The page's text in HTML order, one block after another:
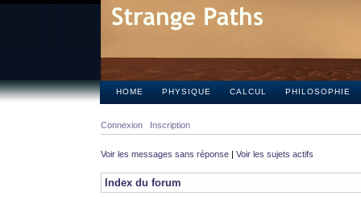
HOME PHYSIQUE CALCUL PHILOSOPHIE
Connexion Inscription
Voir les messages sans réponse | Voir les sujets actifs
Index du forum